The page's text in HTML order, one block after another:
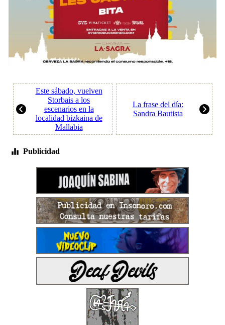
Este sábado, vuelven
Storbais a los
escenarios en la
localidad bizkaina de
Mallabia
La frase del día:
Sandra Bautista
Publicidad